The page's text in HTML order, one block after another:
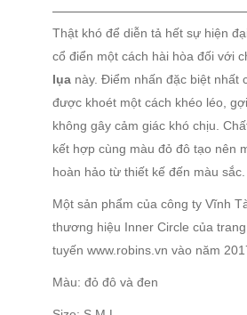
Thật khó để diễn tả hết sự hiện
cổ điển một cách hài hòa đối với
lụa này. Điểm nhấn đặc biệt nhất
được khoét một cách khéo léo,
không gây cảm giác khó chịu.
kết hợp cùng màu đỏ đô tạo nên
hoàn hảo từ thiết kế đến màu sắc.
Một sản phẩm của công ty Vĩnh
thương hiệu Inner Circle của
tuyến www.robins.vn vào năm
Màu: đỏ đô và đen